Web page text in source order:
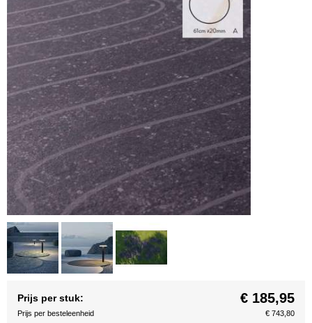
Prijs per stuk: € 185,95
Prijs per besteleenheid € 743,80